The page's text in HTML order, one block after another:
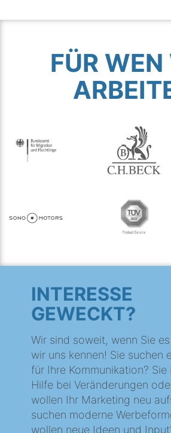
FÜR WEN
INTERESSE
GEWECKT?
Wir sind soweit, wenn Sie
wir uns kennen! Sie suchen
für Ihre Kommunikation? Sie
Hilfe bei Veränderungen
wollen Ihr Marketing neu
suchen moderne
wollen neue Ideen und